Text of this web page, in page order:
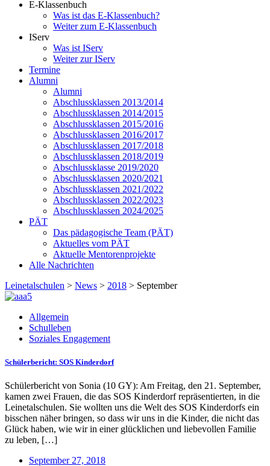
E-Klassenbuch
Was ist das E-Klassenbuch?
Weiter zum E-Klassenbuch
IServ
Was ist IServ
Weiter zur IServ
Termine
Alumni
Alumni
Abschlussklassen 2013/2014
Abschlussklassen 2014/2015
Abschlussklassen 2015/2016
Abschlussklassen 2016/2017
Abschlussklassen 2017/2018
Abschlussklassen 2018/2019
Abschlussklasse 2019/2020
Abschlussklassen 2020/2021
Abschlussklassen 2021/2022
Abschlussklassen 2022/2023
Abschlussklassen 2024/2025
PÄT
Das pädagogische Team (PÄT)
Aktuelles vom PÄT
Aktuelle Mentorenprojekte
Alle Nachrichten
Leinetalschulen > News > 2018 > September
Allgemein
Schulleben
Soziales Engagement
Schülerbericht: SOS Kinderdorf
Schülerbericht von Sonia (10 GY): Am Freitag, den 21. September,
kamen zwei Frauen, die das SOS Kinderdorf repräsentierten, in die
Leinetalschulen. Sie wollten uns die Welt des SOS Kinderdorfs ein
bisschen näher bringen, so dass wir uns in die Kinder, die nicht das
Glück haben, wie wir in einer glücklichen und liebevollen Familie
zu leben, […]
September 27, 2018